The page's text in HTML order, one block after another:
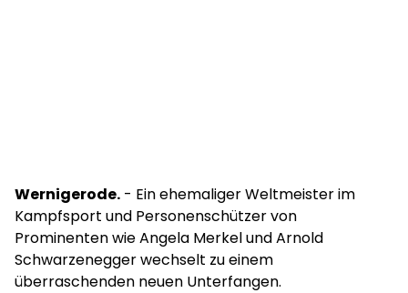
Wernigerode. - Ein ehemaliger Weltmeister im
Kampfsport und Personenschützer von
Prominenten wie Angela Merkel und Arnold
Schwarzenegger wechselt zu einem
überraschenden neuen Unterfangen.